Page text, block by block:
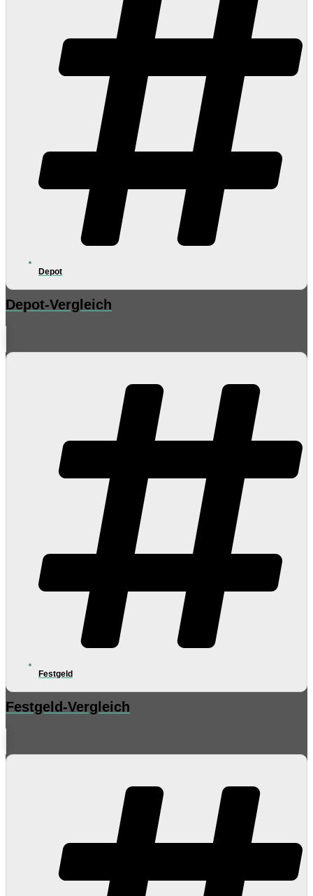
Depot
Depot-Vergleich
Festgeld
Festgeld-Vergleich